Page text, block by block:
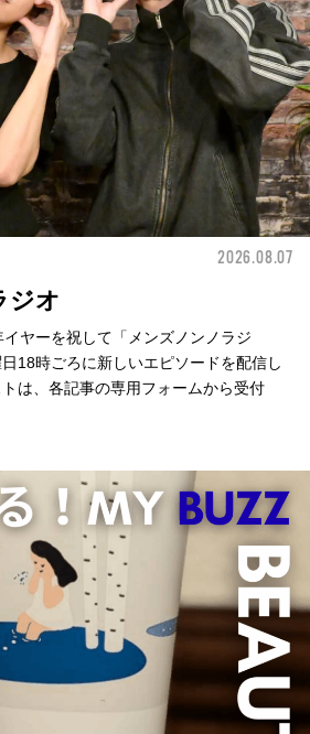
2026.08.07
ジオ
ヤーを祝して「メンズノンノラジ
18時ごろに新しいエピソードを配信し
は、各記事の専用フォームから受付